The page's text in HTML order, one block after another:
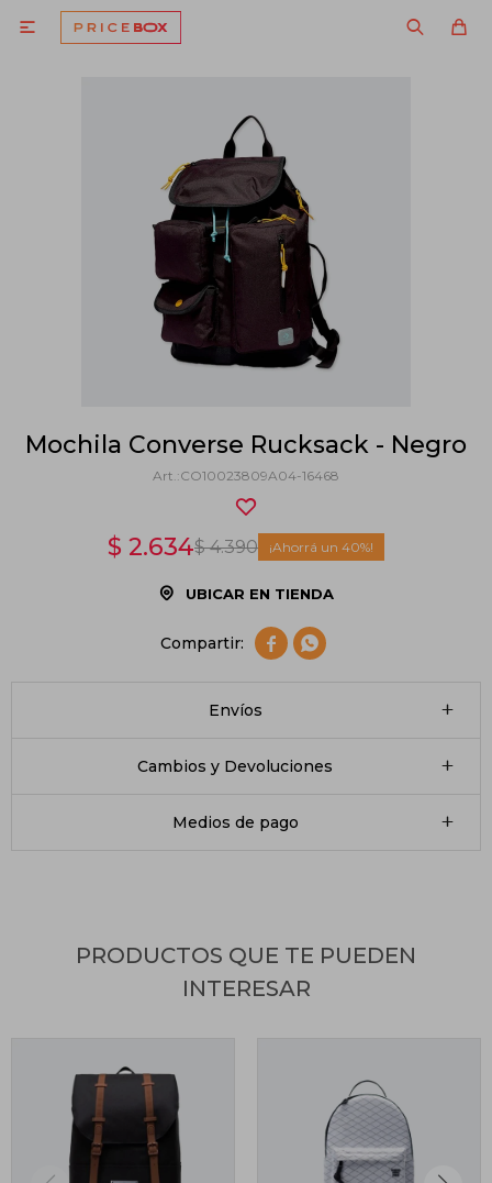

Mochila Converse Rucksack - Negro
CO10023809A04-16468
$ 2.634$ 4.390 40
UBICAR EN TIENDA
 
Envíos
Cambios y Devoluciones
Medios de pago
PRODUCTOS QUE TE PUEDEN
INTERESAR